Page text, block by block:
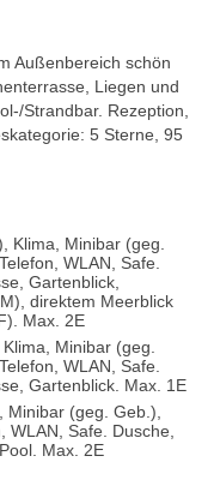
Außenbereich schön
Liegen und
Strandbar. Rezeption,
5 Sterne, 95
Klima, Minibar (geg.
WLAN, Safe.
Gartenblick,
direktem Meerblick
Max. 2E
Minibar (geg.
WLAN, Safe.
Gartenblick. Max. 1E
Minibar (geg. Geb.),
WLAN, Safe. Dusche,
Max. 2E